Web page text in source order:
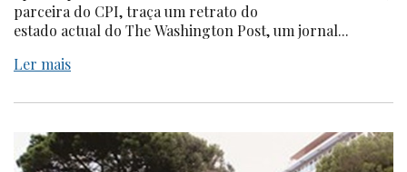
parceira do CPI, traça um retrato do
estado actual do The Washington Post, um jornal...
Ler mais